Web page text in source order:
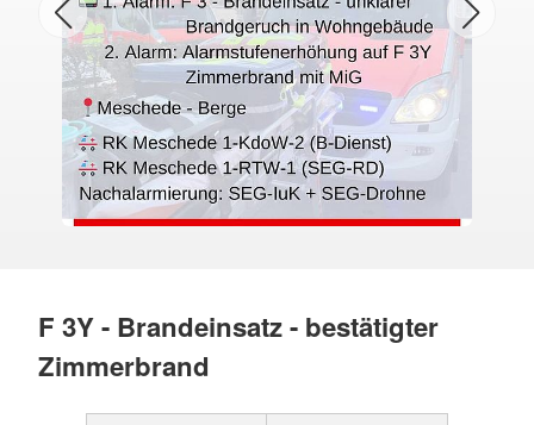
F 3Y - Brandeinsatz - bestätigter
Zimmerbrand